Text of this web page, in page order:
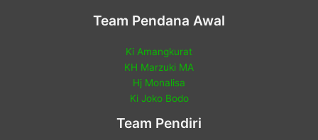
Team Pendana Awal
Ki Amangkurat
KH Marzuki MA
Hj Monalisa
Ki Joko Bodo
Team Pendiri